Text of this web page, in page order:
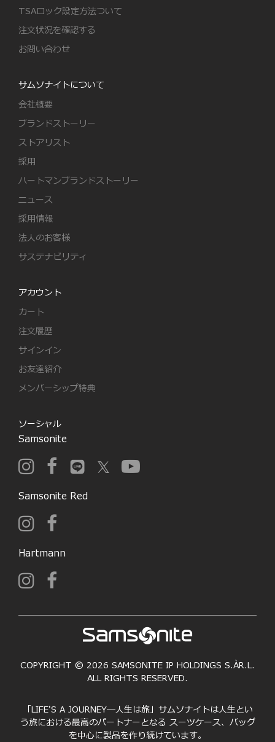
TSAロック設定方法ついて
注文状況を確認する
お問い合わせ
サムソナイトについて
会社概要
ブランドストーリー
ストアリスト
採用
ハートマンブランドストーリー
ニュース
採用情報
法人のお客様
サステナビリティ
アカウント
カート
注文履歴
サインイン
お友達紹介
メンバーシップ特典
ソーシャル
Samsonite
Samsonite Red
Hartmann
COPYRIGHT © 2026 SAMSONITE IP HOLDINGS S.ÀR.L.
ALL RIGHTS RESERVED.
「LIFE'S A JOURNEY―人生は旅」サムソナイトは人生とい
う旅における最高のパートナーとなる スーツケース、バッグ
を中心に製品を作り続けています。